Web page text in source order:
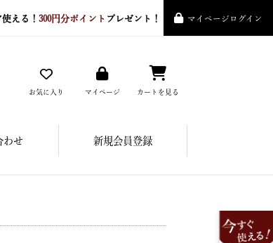
える！ 300円分ポイント プレゼント！ マイページログイン
お気に入り マイページ カートを見る
わせ 新規会員登録